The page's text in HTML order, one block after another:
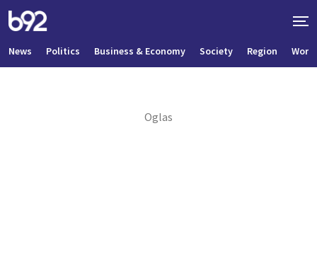
News Politics Business & Economy Society Region World